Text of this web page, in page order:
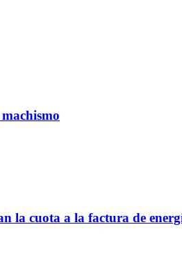
la cuota a la factura de